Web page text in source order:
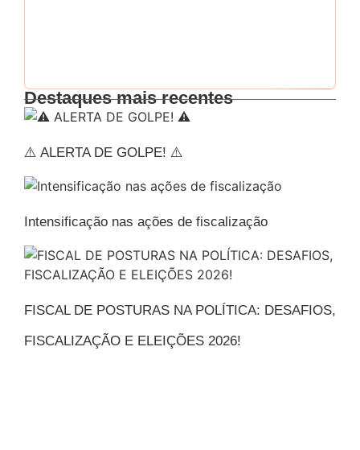
Destaques mais recentes
⚠️ ALERTA DE GOLPE! ⚠️
Intensificação nas ações de fiscalização
FISCAL DE POSTURAS NA POLÍTICA: DESAFIOS,
FISCALIZAÇÃO E ELEIÇÕES 2026!